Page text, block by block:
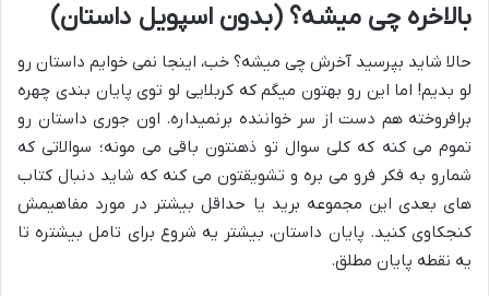
بالاخره چی میشه؟ (بدون اسپویل داستان)
حالا شاید بپرسید آخرش چی میشه؟ خب، اینجا نمی خوایم داستان رو
لو بدیم! اما این رو بهتون میگم که کربلایی لو توی پایان بندی چهره
برافروخته هم دست از سر خواننده برنمیداره. اون جوری داستان رو
تموم می کنه که کلی سوال تو ذهنتون باقی می مونه؛ سوالاتی که
شمارو به فکر فرو می بره و تشویقتون می کنه که شاید دنبال کتاب
های بعدی این مجموعه برید یا حداقل بیشتر در مورد مفاهیمش
کنجکاوی کنید. پایان داستان، بیشتر یه شروع برای تامل بیشتره تا
یه نقطه پایان مطلق.